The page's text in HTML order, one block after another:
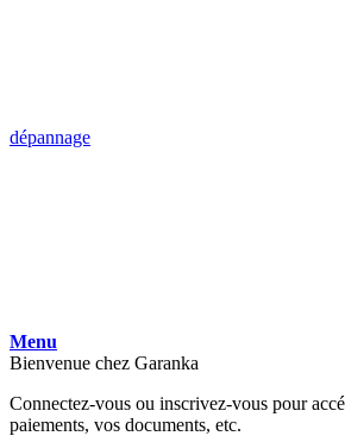
dépannage
Menu
Bienvenue chez Garanka
Connectez-vous ou inscrivez-vous pour
paiements, vos documents, etc.